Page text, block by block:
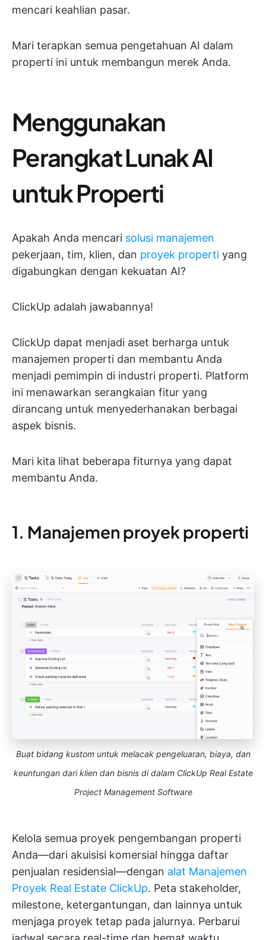
mencari keahlian pasar.
Mari terapkan semua pengetahuan AI dalam
properti ini untuk membangun merek Anda.
Menggunakan
Perangkat Lunak AI
untuk Properti
Apakah Anda mencari solusi manajemen
pekerjaan, tim, klien, dan proyek properti yang
digabungkan dengan kekuatan AI?
ClickUp adalah jawabannya!
ClickUp dapat menjadi aset berharga untuk
manajemen properti dan membantu Anda
menjadi pemimpin di industri properti. Platform
ini menawarkan serangkaian fitur yang
dirancang untuk menyederhanakan berbagai
aspek bisnis.
Mari kita lihat beberapa fiturnya yang dapat
membantu Anda.
1. Manajemen proyek properti
Buat bidang kustom untuk melacak pengeluaran, biaya, dan
keuntungan dari klien dan bisnis di dalam ClickUp Real Estate
Project Management Software
Kelola semua proyek pengembangan properti
Anda—dari akuisisi komersial hingga daftar
penjualan residensial—dengan alat Manajemen
Proyek Real Estate ClickUp. Peta stakeholder,
milestone, ketergantungan, dan lainnya untuk
menjaga proyek tetap pada jalurnya. Perbarui